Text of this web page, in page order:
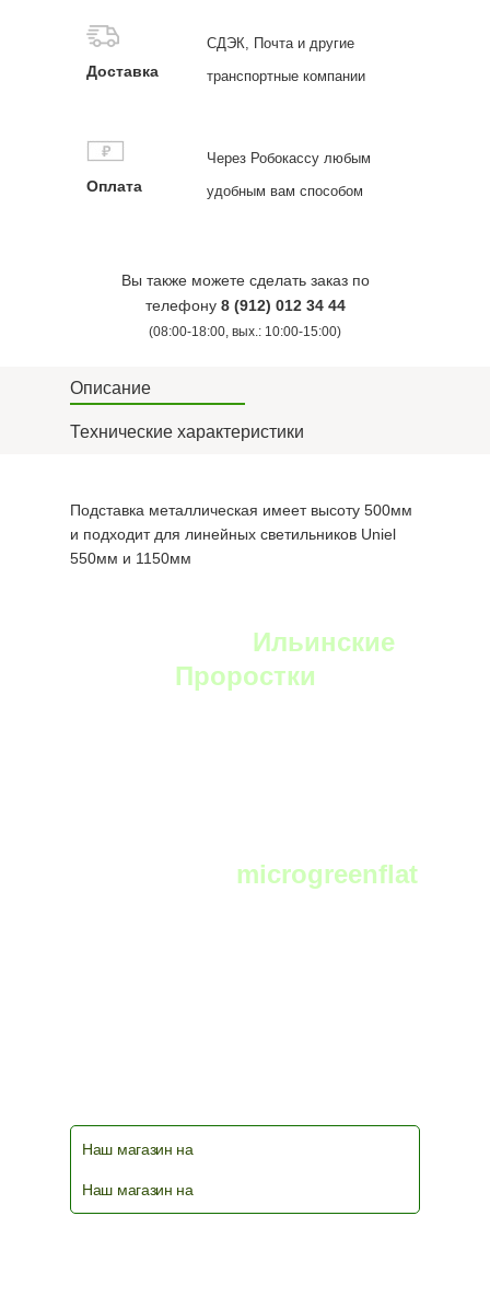
Доставка
СДЭК, Почта и другие
транспортные компании
Оплата
Через Робокассу любым
удобным вам способом
Вы также можете сделать заказ по
телефону 8 (912) 012 34 44
(08:00-18:00, вых.: 10:00-15:00)
Описание
Технические характеристики
Подставка металлическая имеет высоту 500мм
и подходит для линейных светильников Uniel
550мм и 1150мм
Ильинские
Проростки
microgreenflat
Наш магазин на
Наш магазин на